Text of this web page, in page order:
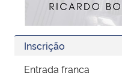
Inscrição
Entrada franca